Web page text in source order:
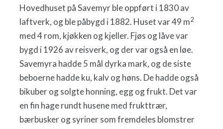
Hovedhuset på Savemyr ble oppført i 1830 av
laftverk, og ble påbygd i 1882. Huset var 49 m2
med 4 rom, kjøkken og kjeller. Fjøs og låve var
bygd i 1926 av reisverk, og der var også en løe.
Savemyra hadde 5 mål dyrka mark, og de siste
beboerne hadde ku, kalv og høns. De hadde også
bikuber og solgte honning, egg og frukt. Det var
en fin hage rundt husene med frukttrær,
bærbusker og syriner som fremdeles blomstrer